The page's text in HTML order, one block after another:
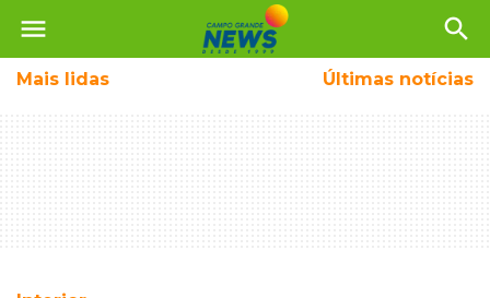
menu search
Mais lidas Últimas notícias